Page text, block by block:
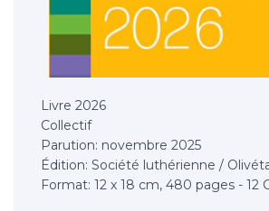
Livre 2026
Collectif
Parution: novembre 2025
Édition: Société luthérienne /
Format: 12 x 18 cm, 480 pages - 12